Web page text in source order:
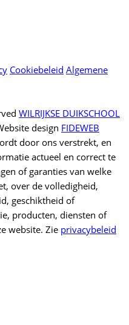
Cookiebeleid Algemene
WILRIJKSE DUIKSCHOOL
design FIDEWEB
door ons verstrekt, en
actueel en correct te
of garanties van welke
over de volledigheid,
geschiktheid of
producten, diensten of
website. Zie privacybeleid